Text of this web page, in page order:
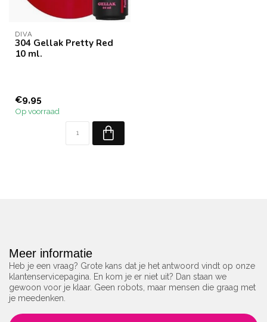
DIVA
304 Gellak Pretty Red
10 ml.
€9,95
Op voorraad
Meer informatie
Heb je een vraag? Grote kans dat je het antwoord vindt op onze
klantenservicepagina. En kom je er niet uit? Dan staan we
gewoon voor je klaar. Geen robots, maar mensen die graag met
je meedenken.